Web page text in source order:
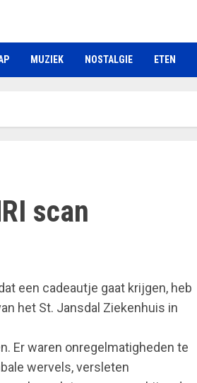
MUZIEK NOSTALGIE ETEN
scan
een cadeautje gaat krijgen, heb
het St. Jansdal Ziekenhuis in
Er waren onregelmatigheden te
wervels, versleten